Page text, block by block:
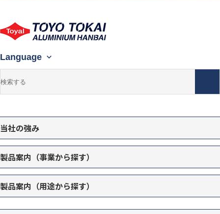
Language
当社の強み
製品案内（事業から探す）
製品案内（用途から探す）